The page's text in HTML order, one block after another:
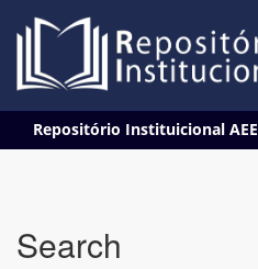
navigation
Repositório Instituicional AEE
Search